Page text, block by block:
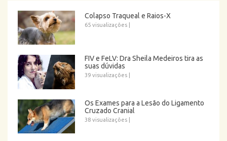
Colapso Traqueal e Raios-X
65 visualizações
FIV e FeLV: Dra Sheila Medeiros tira as
suas dúvidas
39 visualizações
Os Exames para a Lesão do Ligamento
Cruzado Cranial
38 visualizações